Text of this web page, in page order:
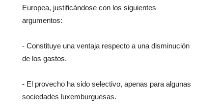
Europea, justificándose con los siguientes
argumentos:
- Constituye una ventaja respecto a una disminución
de los gastos.
- El provecho ha sido selectivo, apenas para algunas
sociedades luxemburguesas.